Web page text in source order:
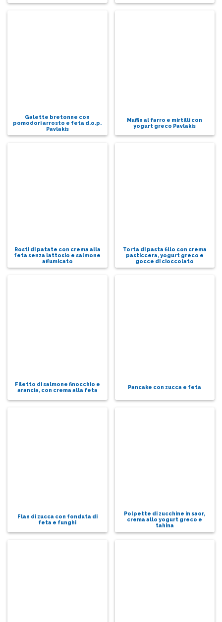
Galette bretonne con
pomodori arrosto e feta d.o.p.
Pavlakis
Muffin al farro e mirtilli con
yogurt greco Pavlakis
Rosti di patate con crema alla
feta senza lattosio e salmone
affumicato
Torta di pasta fillo con crema
pasticcera, yogurt greco e
gocce di cioccolato
Filetto di salmone finocchio e
arancia, con crema alla feta
Pancake con zucca e feta
Flan di zucca con fonduta di
feta e funghi
Polpette di zucchine in saor,
crema allo yogurt greco e
tahina